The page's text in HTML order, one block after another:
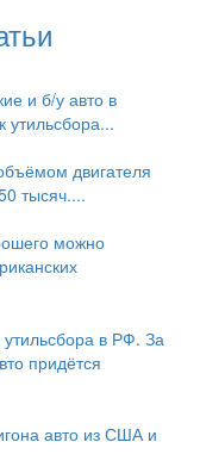
и б/у авто в
утильсбора...
двигателя
тысяч....
можно
в РФ. За
придётся
авто из США и